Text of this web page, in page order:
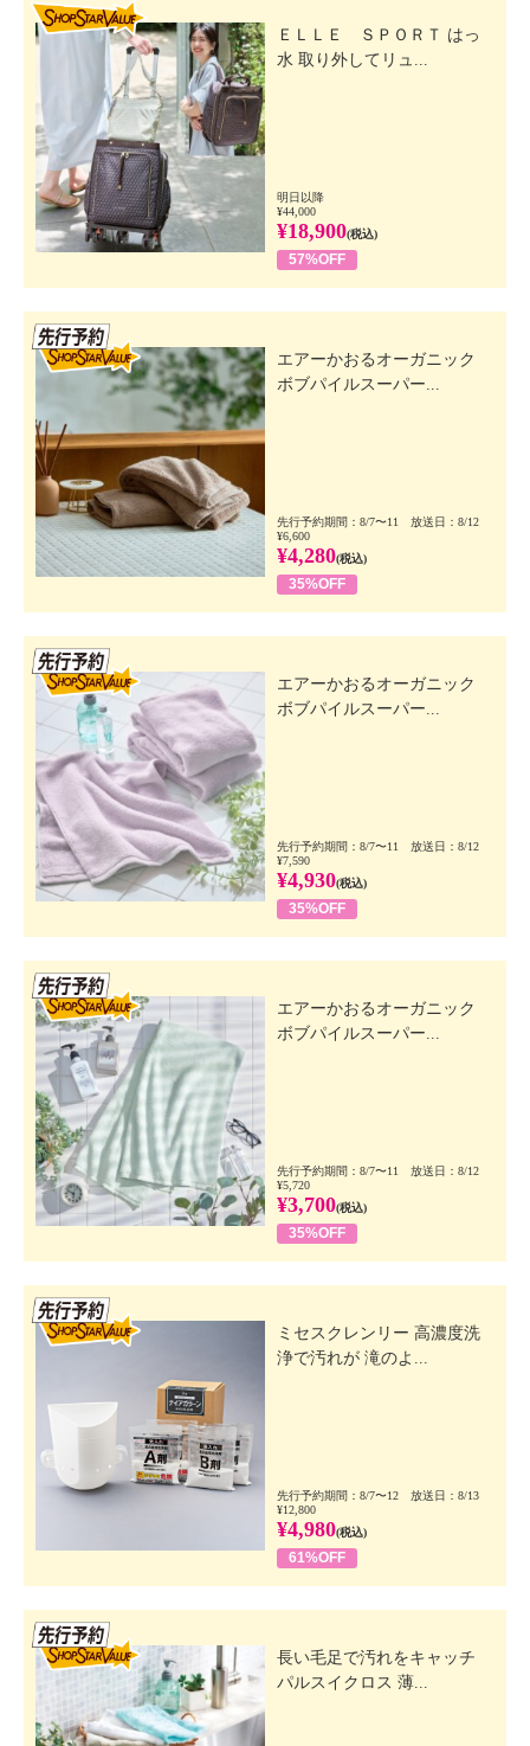
ＥＬＬＥ ＳＰＯＲＴ はっ
水 取り外してリュ...
明日以降
¥44,000
¥18,900(税込)
57%OFF
エアーかおるオーガニック
ボブパイルスーパー...
先行予約期間：8/7〜11 放送日：8/12
¥6,600
¥4,280(税込)
35%OFF
エアーかおるオーガニック
ボブパイルスーパー...
先行予約期間：8/7〜11 放送日：8/12
¥7,590
¥4,930(税込)
35%OFF
エアーかおるオーガニック
ボブパイルスーパー...
先行予約期間：8/7〜11 放送日：8/12
¥5,720
¥3,700(税込)
35%OFF
ミセスクレンリー 高濃度洗
浄で汚れが 滝のよ...
先行予約期間：8/7〜12 放送日：8/13
¥12,800
¥4,980(税込)
61%OFF
長い毛足で汚れをキャッチ
パルスイクロス 薄...